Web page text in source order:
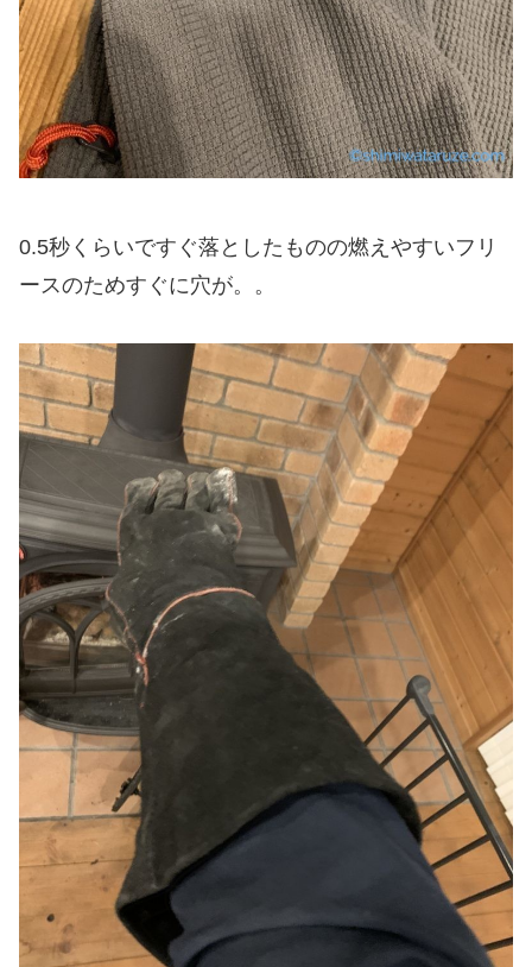
0.5秒くらいですぐ落としたものの燃えやすいフリ
ースのためすぐに穴が。。